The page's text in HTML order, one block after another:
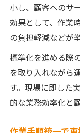
小し、顧客へのサ
効果として、作業
の負担軽減などが
標準化を進める際
を取り入れながら
す。現場に即した
的な業務効率化と